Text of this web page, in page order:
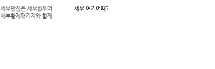
세부맛집은 세부황투어
세부황제패키지와 함께
세부 여기어때?